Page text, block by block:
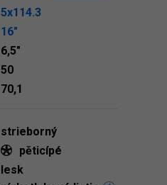
5x114.3
16″
6,5″
50
70,1
strieborný
pěticípé
lesk